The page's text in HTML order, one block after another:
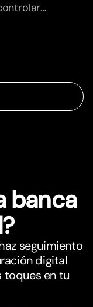
banca
seguimiento
digital
toques en tu